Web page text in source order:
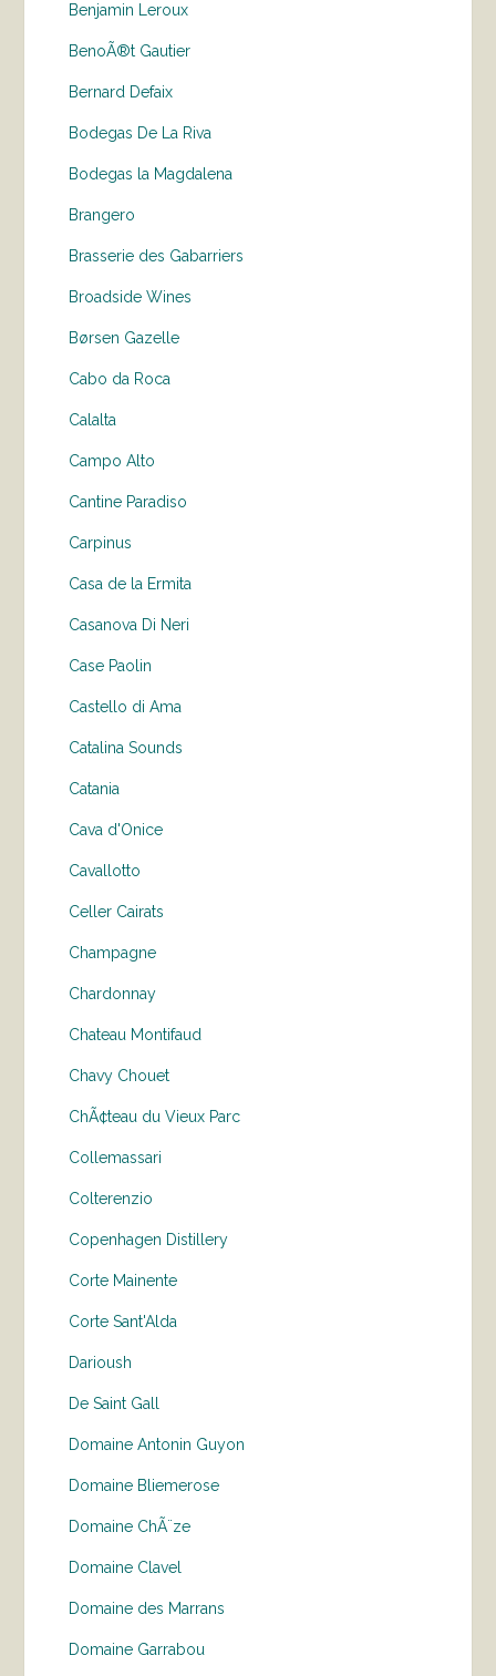
Benjamin Leroux
BenoÃ®t Gautier
Bernard Defaix
Bodegas De La Riva
Bodegas la Magdalena
Brangero
Brasserie des Gabarriers
Broadside Wines
Børsen Gazelle
Cabo da Roca
Calalta
Campo Alto
Cantine Paradiso
Carpinus
Casa de la Ermita
Casanova Di Neri
Case Paolin
Castello di Ama
Catalina Sounds
Catania
Cava d'Onice
Cavallotto
Celler Cairats
Champagne
Chardonnay
Chateau Montifaud
Chavy Chouet
ChÃ¢teau du Vieux Parc
Collemassari
Colterenzio
Copenhagen Distillery
Corte Mainente
Corte Sant'Alda
Darioush
De Saint Gall
Domaine Antonin Guyon
Domaine Bliemerose
Domaine ChÃ¨ze
Domaine Clavel
Domaine des Marrans
Domaine Garrabou